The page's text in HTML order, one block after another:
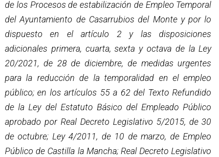
de los Procesos de estabilización de Empleo Temporal
del Ayuntamiento de Casarrubios del Monte y por lo
dispuesto en el artículo 2 y las disposiciones
adicionales primera, cuarta, sexta y octava de la Ley
20/2021, de 28 de diciembre, de medidas urgentes
para la reducción de la temporalidad en el empleo
público; en los artículos 55 a 62 del Texto Refundido
de la Ley del Estatuto Básico del Empleado Público
aprobado por Real Decreto Legislativo 5/2015, de 30
de octubre; Ley 4/2011, de 10 de marzo, de Empleo
Público de Castilla la Mancha; Real Decreto Legislativo